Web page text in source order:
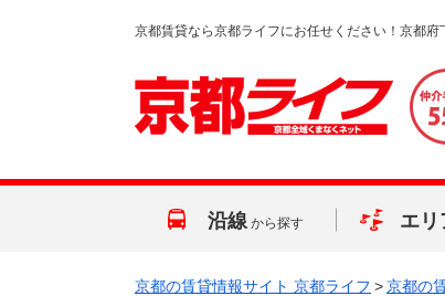
京都賃貸なら京都ライフにお任せください！京都
沿線 から探す エリ
京都の賃貸情報サイト 京都ライフ >京都の